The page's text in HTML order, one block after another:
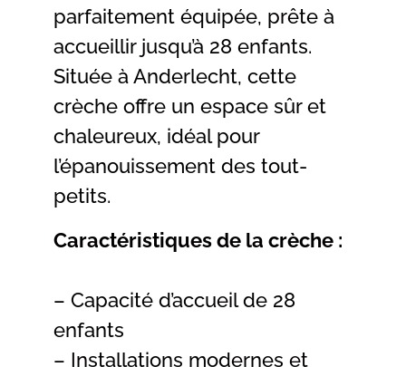
parfaitement équipée, prête à
accueillir jusqu’à 28 enfants.
Située à Anderlecht, cette
crèche offre un espace sûr et
chaleureux, idéal pour
l’épanouissement des tout-
petits.
Caractéristiques de la crèche :
– Capacité d’accueil de 28
enfants
– Installations modernes et